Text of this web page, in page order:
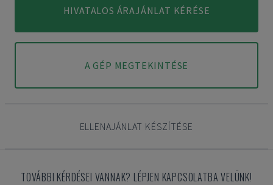
HIVATALOS ÁRAJÁNLAT KÉRÉSE
A GÉP MEGTEKINTÉSE
ELLENAJÁNLAT KÉSZÍTÉSE
TOVÁBBI KÉRDÉSEI VANNAK? LÉPJEN KAPCSOLATBA VELÜNK!